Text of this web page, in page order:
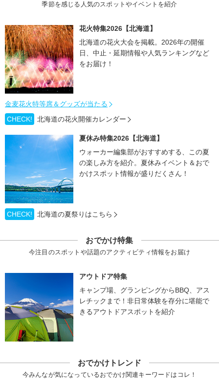
季節を感じる人気のスポットやイベントを紹介
花火特集2026【北海道】
北海道の花火大会を掲載。2026年の開催
日、中止・延期情報や人気ランキングなど
をお届け！
金麦花火特等席＆グッズが当たる
CHECK!
北海道の花火開催カレンダー
夏休み特集2026【北海道】
ウォーカー編集部がおすすめする、この夏
の楽しみ方を紹介。夏休みイベント＆おで
かけスポット情報が盛りだくさん！
CHECK! 北海道の夏祭りはこちら
おでかけ特集
今注目のスポットや話題のアクティビティ情報をお届け
アウトドア特集
キャンプ場、グランピングからBBQ、アス
レチックまで！非日常体験を存分に堪能で
きるアウトドアスポットを紹介
おでかけトレンド
今みんなが気になっているおでかけ関連キーワードはコレ！